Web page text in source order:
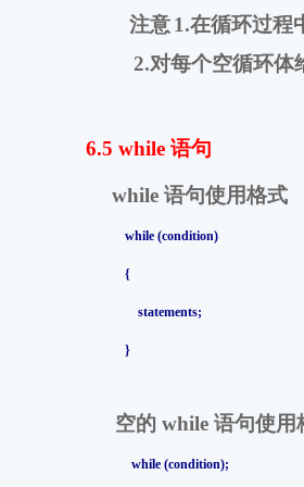
注意 1.在循环过程
2.对每个空循环体
6.5 while 语句
while 语句使用格式
while (condition)
{
statements;
}
空的 while 语句使用
while (condition);